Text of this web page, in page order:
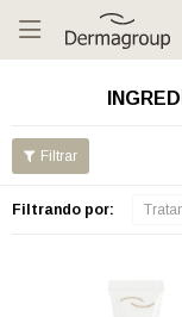

Filtrando por: